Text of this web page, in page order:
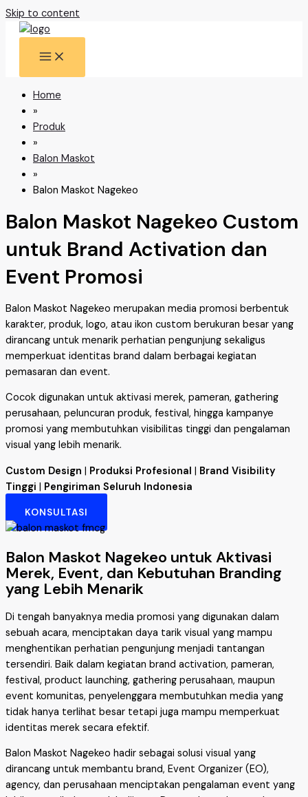
Skip to content
Home
»
Produk
»
Balon Maskot
»
Balon Maskot Nagekeo
Balon Maskot Nagekeo Custom
untuk Brand Activation dan
Event Promosi
Balon Maskot Nagekeo merupakan media promosi berbentuk
karakter, produk, logo, atau ikon custom berukuran besar yang
dirancang untuk menarik perhatian pengunjung sekaligus
memperkuat identitas brand dalam berbagai kegiatan
pemasaran dan event.
Cocok digunakan untuk aktivasi merek, pameran, gathering
perusahaan, peluncuran produk, festival, hingga kampanye
promosi yang membutuhkan visibilitas tinggi dan pengalaman
visual yang lebih menarik.
Custom Design | Produksi Profesional | Brand Visibility
Tinggi | Pengiriman Seluruh Indonesia
KONSULTASI
Balon Maskot Nagekeo untuk Aktivasi
Merek, Event, dan Kebutuhan Branding
yang Lebih Menarik
Di tengah banyaknya media promosi yang digunakan dalam
sebuah acara, menciptakan daya tarik visual yang mampu
menghentikan perhatian pengunjung menjadi tantangan
tersendiri. Baik dalam kegiatan brand activation, pameran,
festival, product launching, gathering perusahaan, maupun
event komunitas, penyelenggara membutuhkan media yang
tidak hanya terlihat besar tetapi juga mampu memperkuat
identitas merek secara efektif.
Balon Maskot Nagekeo hadir sebagai solusi visual yang
dirancang untuk membantu brand, Event Organizer (EO),
agency, dan perusahaan menciptakan pengalaman event yang